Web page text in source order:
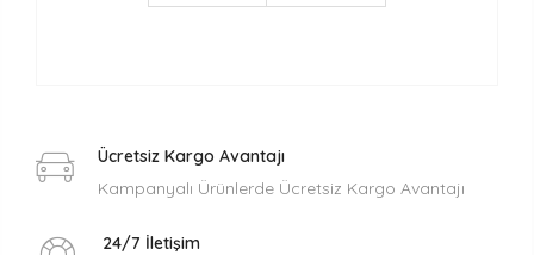
Ücretsiz Kargo Avantajı
Kampanyalı Ürünlerde Ücretsiz Kargo Avantajı
24/7 İletişim